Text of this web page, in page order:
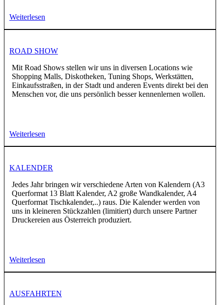
Weiterlesen
ROAD SHOW
Mit Road Shows stellen wir uns in diversen Locations wie
Shopping Malls, Diskotheken, Tuning Shops, Werkstätten,
Einkaufsstraßen, in der Stadt und anderen Events direkt bei den
Menschen vor, die uns persönlich besser kennenlernen wollen.
Weiterlesen
KALENDER
Jedes Jahr bringen wir verschiedene Arten von Kalendern (A3
Querformat 13 Blatt Kalender, A2 große Wandkalender, A4
Querformat Tischkalender,..) raus. Die Kalender werden von
uns in kleineren Stückzahlen (limitiert) durch unsere Partner
Druckereien aus Österreich produziert.
Weiterlesen
AUSFAHRTEN